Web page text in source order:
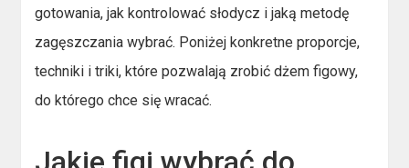
gotowania, jak kontrolować słodycz i jaką metodę
zagęszczania wybrać. Poniżej konkretne proporcje,
techniki i triki, które pozwalają zrobić dżem figowy,
do którego chce się wracać.